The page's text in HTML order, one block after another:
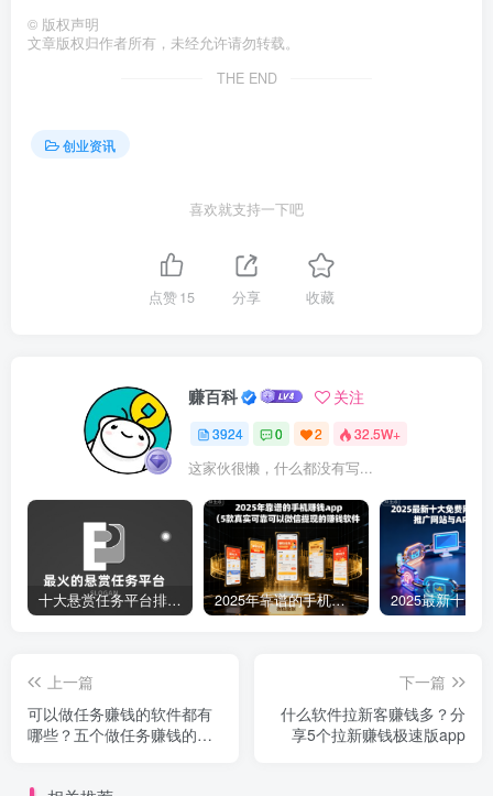
© 版权声明
文章版权归作者所有，未经允许请勿转载。
THE END
创业资讯
喜欢就支持一下吧
点赞15 分享 收藏
赚百科 关注
3924 0 2 32.5W+
这家伙很懒，什么都没有写...
十大悬赏任务平台排行榜（全网最好的悬赏任务平台） 2025年靠谱的手机赚钱app（5款真实可靠可以微信提现的赚钱软件）
上一篇
可以做任务赚钱的软件都有
哪些？五个做任务赚钱的软
下一篇
什么软件拉新客赚钱多？分
享5个拉新赚钱极速版app